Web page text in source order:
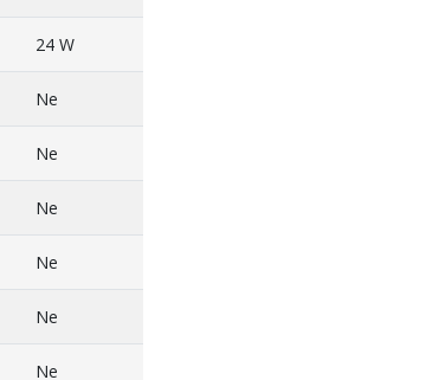
24 W
Ne
Ne
Ne
Ne
Ne
Ne